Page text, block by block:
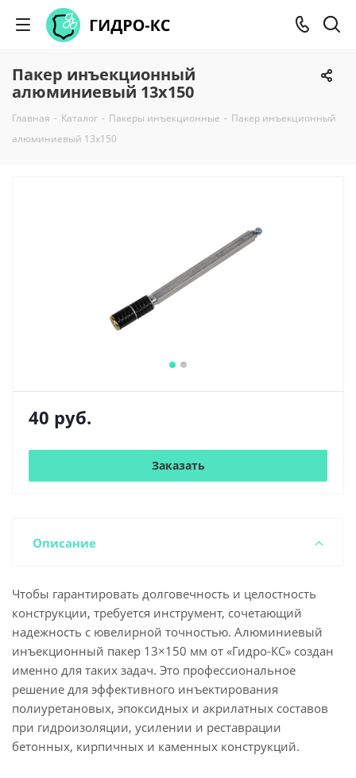
Пакер инъекционный
алюминиевый 13х150
Главная - Каталог - Пакеры инъекционные - Пакер инъекционный
алюминиевый 13х150
40 руб.
Заказать
Описание
Чтобы гарантировать долговечность и целостность
конструкции, требуется инструмент, сочетающий
надежность с ювелирной точностью. Алюминиевый
инъекционный пакер 13×150 мм от «Гидро-КС» создан
именно для таких задач. Это профессиональное
решение для эффективного инъектирования
полиуретановых, эпоксидных и акрилатных составов
при гидроизоляции, усилении и реставрации
бетонных, кирпичных и каменных конструкций.